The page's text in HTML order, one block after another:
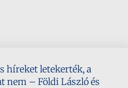
híreket letekerték, a
nem – Földi László és